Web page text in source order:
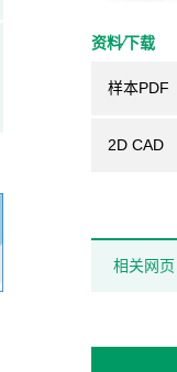
资料⁄下载
样本PDF
2D CAD
相关网页